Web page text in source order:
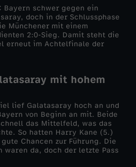
Bayern schwer gegen ein
doch in der Schlussphase
Münchener mit einem
2:0-Sieg. Damit steht die
erneut im Achtelfinale der
mit hohem
lief Galatasaray hoch an und
von Beginn an mit. Beide
das Mittelfeld, was das
So hatten Harry Kane (5.)
Chancen zur Führung. Die
waren da, doch der letzte Pass